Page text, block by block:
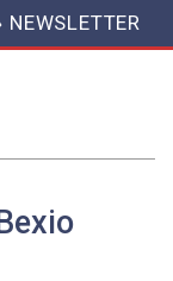
NEWSLETTER